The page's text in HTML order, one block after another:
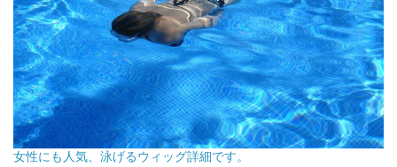
女性にも人気、泳げるウィッグ詳細です。